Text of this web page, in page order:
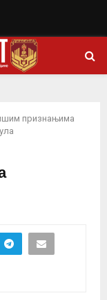
признањима